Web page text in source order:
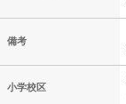
備考
小学校区